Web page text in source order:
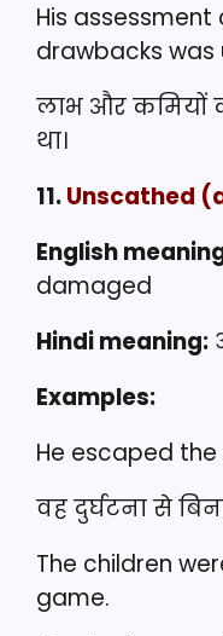
His
drawbacks was
लाभ और कमियों
था।
11.Unscathed
English
damaged
Hindi meaning:
Examples:
He escaped
वह दुर्घटना से
The children
game.